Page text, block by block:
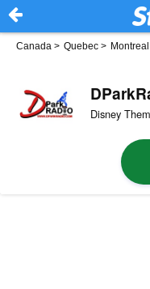
Canada > Quebec > Montreal
Disney